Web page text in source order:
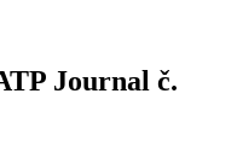
Journal č.